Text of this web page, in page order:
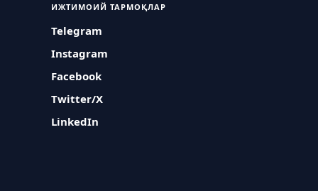
ИЖТИМОИЙ ТАРМОҚЛАР
Telegram
Instagram
Facebook
Twitter/X
LinkedIn